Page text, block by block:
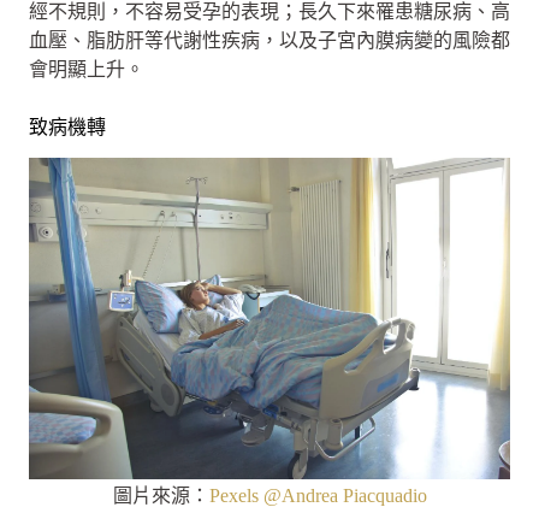
經不規則，不容易受孕的表現；長久下來罹患糖尿病、高
血壓、脂肪肝等代謝性疾病，以及子宮內膜病變的風險都
會明顯上升。
致病機轉
圖片來源： Pexels @Andrea Piacquadio